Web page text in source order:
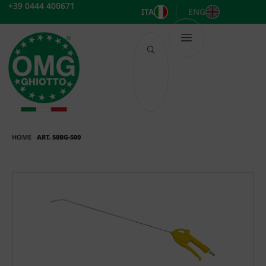
Vai
contenuto
+39 0444 400671
ITA ENG
HOME ART. 50BG-500